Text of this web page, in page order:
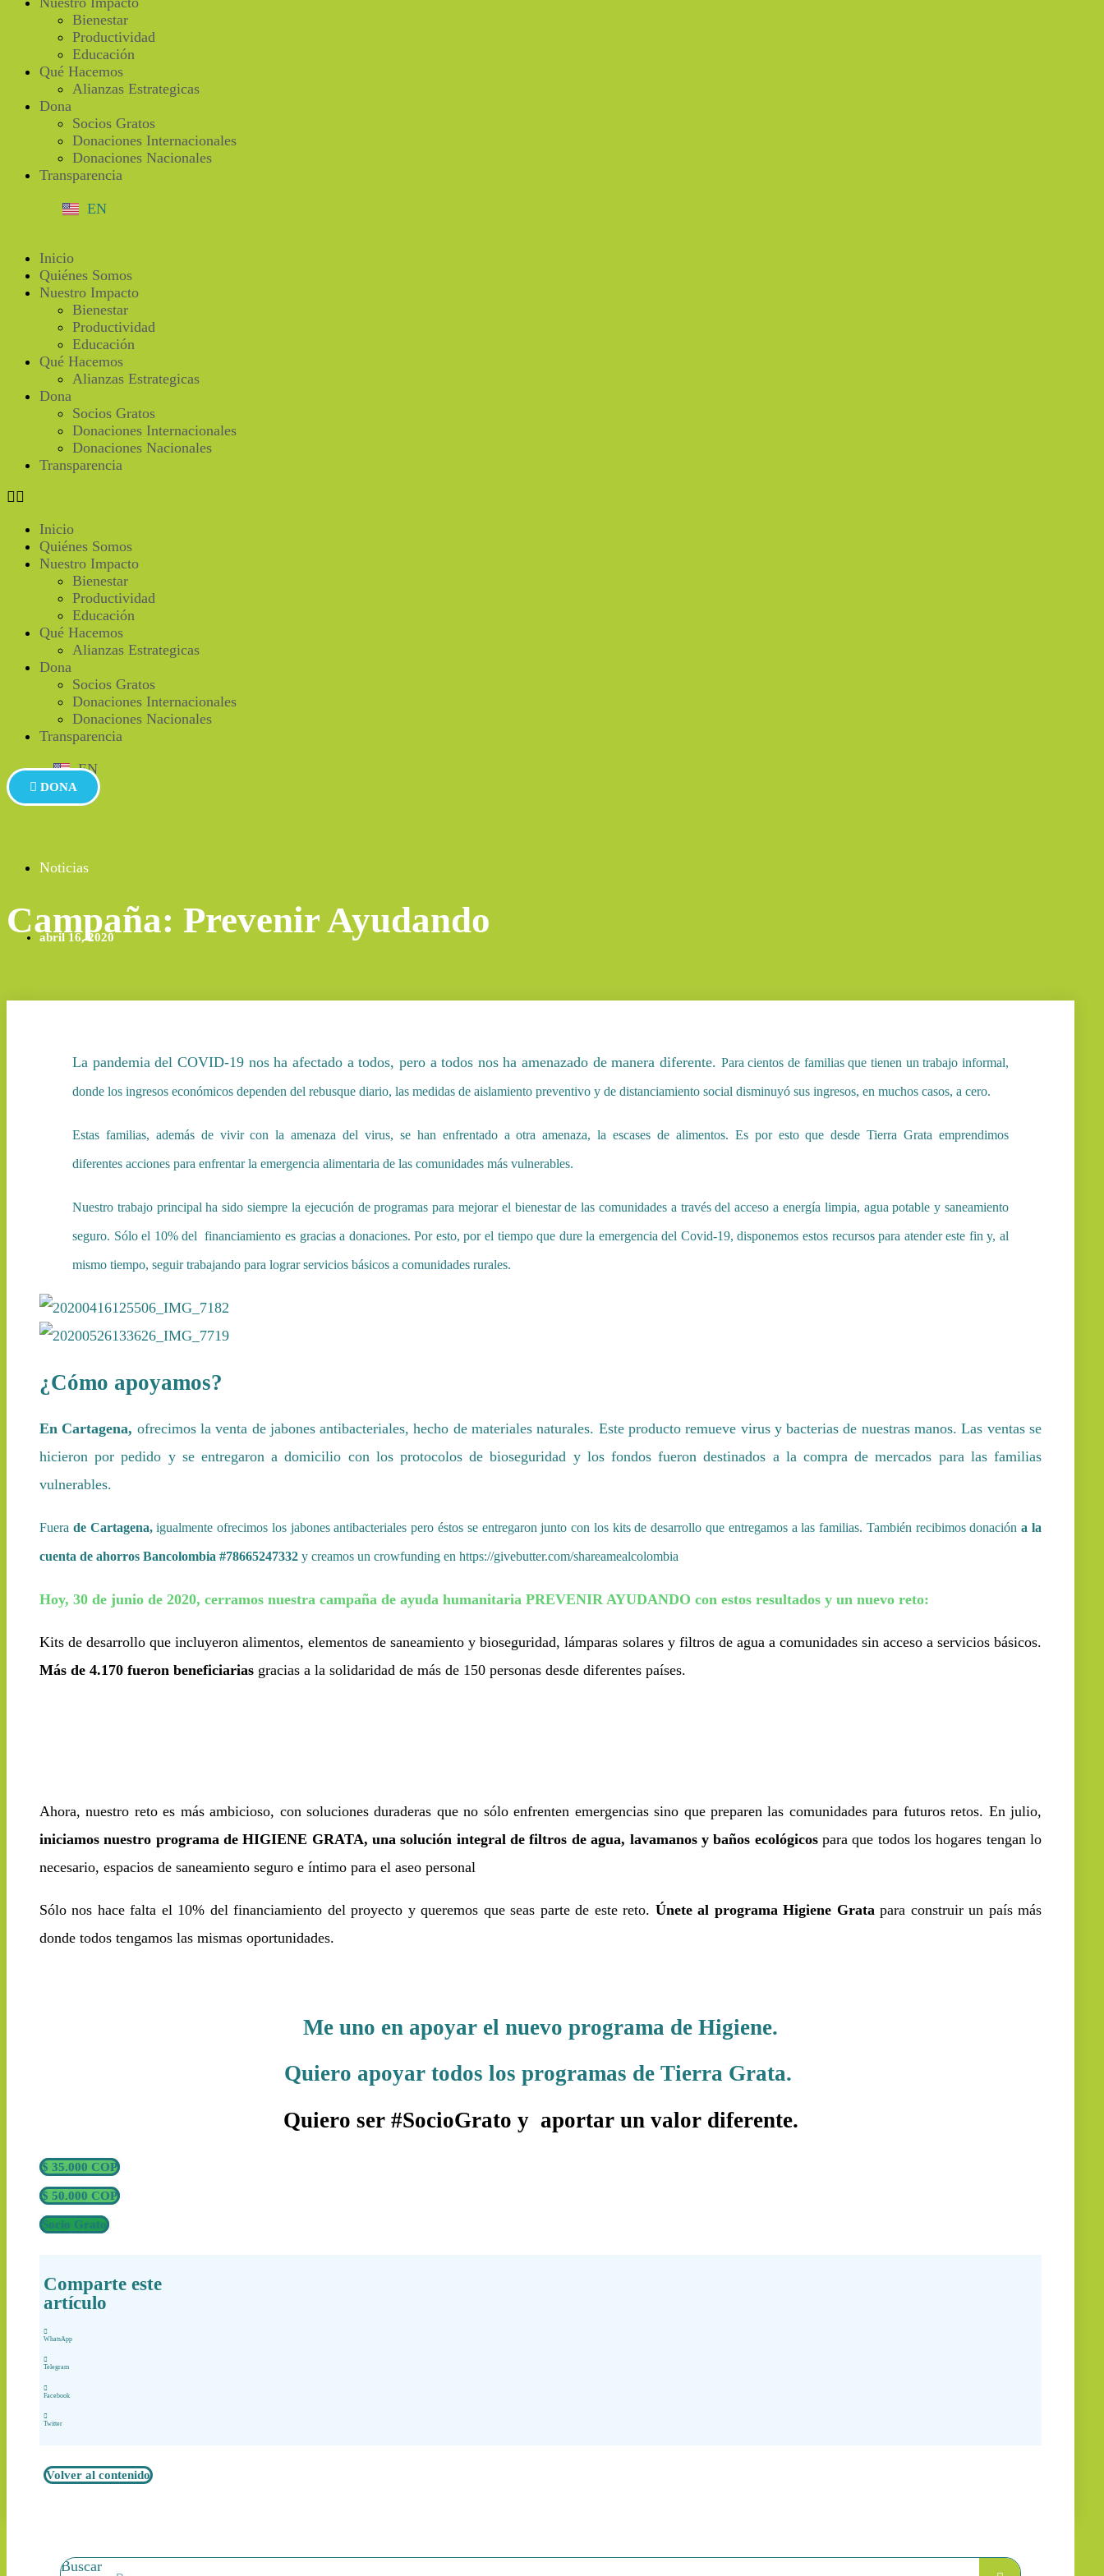
Bienestar
Productividad
Educación
Qué Hacemos
Alianzas Estrategicas
Dona
Socios Gratos
Donaciones Internacionales
Donaciones Nacionales
Transparencia
EN
Inicio
Quiénes Somos
Nuestro Impacto
Bienestar
Productividad
Educación
Qué Hacemos
Alianzas Estrategicas
Dona
Socios Gratos
Donaciones Internacionales
Donaciones Nacionales
Transparencia
Inicio
Quiénes Somos
Nuestro Impacto
Bienestar
Productividad
Educación
Qué Hacemos
Alianzas Estrategicas
Dona
Socios Gratos
Donaciones Internacionales
Donaciones Nacionales
Transparencia
EN
DONA
Noticias
Campaña: Prevenir Ayudando
abril 16, 2020
La pandemia del COVID-19 nos ha afectado a todos, pero a todos nos ha amenazado de manera diferente. Para cientos de familias que tienen un trabajo informal,
donde los ingresos económicos dependen del rebusque diario, las medidas de aislamiento preventivo y de distanciamiento social disminuyó sus ingresos, en muchos casos, a cero.
Estas familias, además de vivir con la amenaza del virus, se han enfrentado a otra amenaza, la escases de alimentos. Es por esto que desde Tierra Grata emprendimos
diferentes acciones para enfrentar la emergencia alimentaria de las comunidades más vulnerables.
Nuestro trabajo principal ha sido siempre la ejecución de programas para mejorar el bienestar de las comunidades a través del acceso a energía limpia, agua potable y saneamiento
seguro. Sólo el 10% del financiamiento es gracias a donaciones. Por esto, por el tiempo que dure la emergencia del Covid-19, disponemos estos recursos para atender este fin y, al
mismo tiempo, seguir trabajando para lograr servicios básicos a comunidades rurales.
¿Cómo apoyamos?
En Cartagena, ofrecimos la venta de jabones antibacteriales, hecho de materiales naturales. Este producto remueve virus y bacterias de nuestras manos. Las ventas se
hicieron por pedido y se entregaron a domicilio con los protocolos de bioseguridad y los fondos fueron destinados a la compra de mercados para las familias
vulnerables.
Fuera de Cartagena,igualmente ofrecimos los jabones antibacteriales pero éstos se entregaron junto con los kits de desarrollo que entregamos a las familias. También recibimos donación a la
cuenta de ahorros Bancolombia #78665247332 y creamos un crowfunding en https://givebutter.com/shareamealcolombia
Hoy, 30 de junio de 2020, cerramos nuestra campaña de ayuda humanitaria PREVENIR AYUDANDO con estos resultados y un nuevo reto:
‏Kits de desarrollo que incluyeron alimentos, elementos de saneamiento y bioseguridad, lámparas solares y filtros de agua a comunidades sin acceso a servicios básicos.
Más de 4.170 fueron beneficiarias gracias a la solidaridad de más de 150 personas desde diferentes países.
Ahora, nuestro reto es más ambicioso, con soluciones duraderas que no sólo enfrenten emergencias sino que preparen las comunidades para futuros retos. En julio,
iniciamos nuestro programa de HIGIENE GRATA, una solución integral de filtros de agua, lavamanos y baños ecológicospara que todos los hogares tengan lo
necesario, espacios de saneamiento seguro e íntimo para el aseo personal
Sólo nos hace falta el 10% del financiamiento del proyecto y queremos que seas parte de este reto. Únete al programa Higiene Gratapara construir un país más
donde todos tengamos las mismas oportunidades.
Me uno en apoyar el nuevo programa de Higiene.
Quiero apoyar todos los programas de Tierra Grata.
Quiero ser #SocioGrato y aportar un valor diferente.
$ 35.000 COP
$ 50.000 COP
Socio Grato
Comparte este
artículo
WhatsApp
Telegram
Facebook
Twitter
Volver al contenido
Buscar